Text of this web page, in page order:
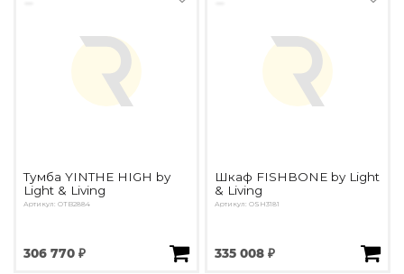
Тумба YINTHE HIGH by
Light & Living
Артикул: ОTB2884
306 770 ₽
Шкаф FISHBONE by Light
& Living
Артикул: OSH3181
335 008 ₽